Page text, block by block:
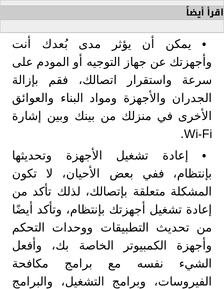
اقرأ أيضاً
• يمكن أن يؤثر مدى بُعدك أنت
وأجهزتك عن جهاز التوجيه أو المودم على
سرعة واستقرار اتصالك، فقم بإزالة
الجدران والأجهزة ومواد البناء والعوائق
الأخرى في منزلك من بينك وبين إشارة
Wi-Fi.
• إعادة تشغيل الأجهزة وتحديثها
بإنتظام، ففي بعض الأحيان، لا تكون
المشكلة متعلقة بإتصالك، لذلك تأكد من
إعادة تشغيل أجهزتك بإنتظام، وتأكد أيضًا
من تحديث التطبيقات ووحدات التحكم
وأجهزة الكمبيوتر الخاصة بك، وأفعل
الشيء نفسه مع برامج مكافحة
الفيروسات، وبرامج التشغيل، والبرامج